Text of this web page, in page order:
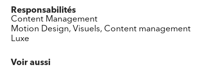
Responsabilités
Content Management
Motion Design, Visuels, Content management
Luxe
Voir aussi